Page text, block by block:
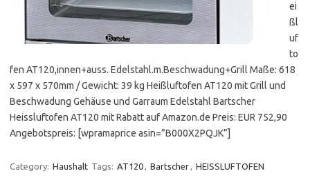
ei
ßl
uf
to
fen AT120,innen+auss. Edelstahl.m.Beschwadung+Grill Maße: 618
x 597 x 570mm / Gewicht: 39 kg Heißluftofen AT120 mit Grill und
Beschwadung Gehäuse und Garraum Edelstahl Bartscher
Heissluftofen AT120 mit Rabatt auf Amazon.de Preis: EUR 752,90
Angebotspreis: [wpramaprice asin=”B000X2PQJK”]
Category: Haushalt Tags: AT120, Bartscher, HEISSLUFTOFEN